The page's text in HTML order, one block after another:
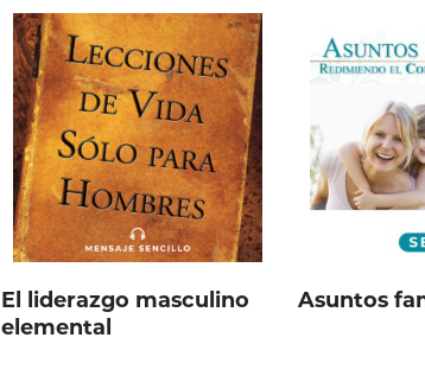
El liderazgo masculino
elemental
Asuntos